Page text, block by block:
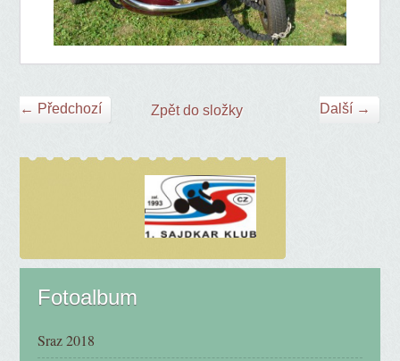
← Předchozí Další →
Zpět do složky
Fotoalbum
Sraz 2018